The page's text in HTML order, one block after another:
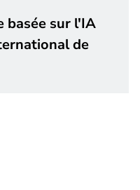
basée sur l'IA
de